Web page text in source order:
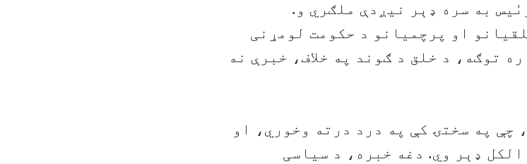
به سره ډېر نیږدې ملګري و.
او پرچمیانو د حکومت لومړنی
توګه، د خلق د ګوند په خلاف، خبرې نه
چې په سختۍ کې په درد درته وخوري، او
ډېر وي. دغه خبره، د سیاسی